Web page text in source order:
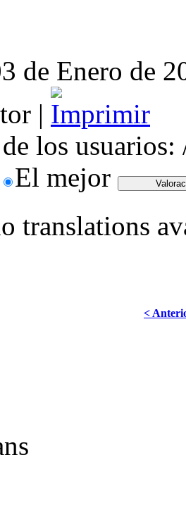
de Enero de
|
los usuarios:
El mejor
translations
<